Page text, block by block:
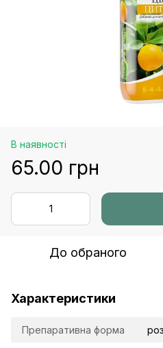
В наявності
65.00 грн
До обраного
Характеристики
Препаративна форма